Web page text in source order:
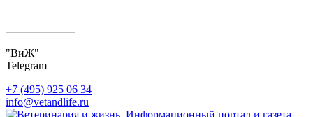
"ВиЖ"
Telegram
+7 (495) 925 06 34
info@vetandlife.ru